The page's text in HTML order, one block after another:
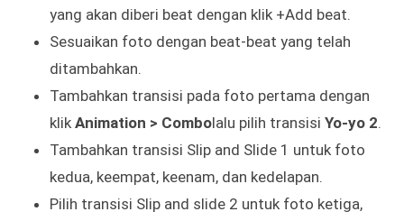
yang akan diberi beat dengan klik +Add beat.
Sesuaikan foto dengan beat-beat yang telah
ditambahkan.
Tambahkan transisi pada foto pertama dengan
klik Animation > Combolalu pilih transisi Yo-yo 2.
Tambahkan transisi Slip and Slide 1 untuk foto
kedua, keempat, keenam, dan kedelapan.
Pilih transisi Slip and slide 2 untuk foto ketiga,